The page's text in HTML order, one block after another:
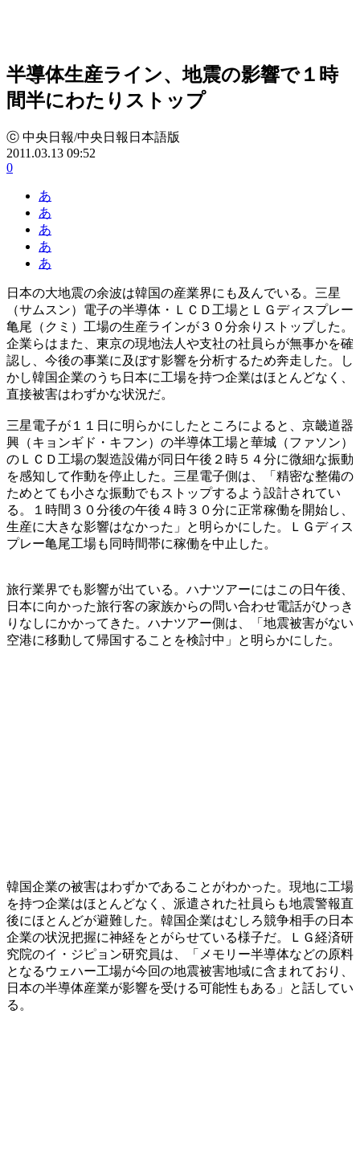
半導体生産ライン、地震の影響で１時
間半にわたりストップ
ⓒ 中央日報/中央日報日本語版
2011.03.13 09:52
0
あ
あ
あ
あ
あ
日本の大地震の余波は韓国の産業界にも及んでいる。三星
（サムスン）電子の半導体・ＬＣＤ工場とＬＧディスプレー
亀尾（クミ）工場の生産ラインが３０分余りストップした。
企業らはまた、東京の現地法人や支社の社員らが無事かを確
認し、今後の事業に及ぼす影響を分析するため奔走した。し
かし韓国企業のうち日本に工場を持つ企業はほとんどなく、
直接被害はわずかな状況だ。
三星電子が１１日に明らかにしたところによると、京畿道器
興（キョンギド・キフン）の半導体工場と華城（ファソン）
のＬＣＤ工場の製造設備が同日午後２時５４分に微細な振動
を感知して作動を停止した。三星電子側は、「精密な整備の
ためとても小さな振動でもストップするよう設計されてい
る。１時間３０分後の午後４時３０分に正常稼働を開始し、
生産に大きな影響はなかった」と明らかにした。ＬＧディス
プレー亀尾工場も同時間帯に稼働を中止した。
旅行業界でも影響が出ている。ハナツアーにはこの日午後、
日本に向かった旅行客の家族からの問い合わせ電話がひっき
りなしにかかってきた。ハナツアー側は、「地震被害がない
空港に移動して帰国することを検討中」と明らかにした。
韓国企業の被害はわずかであることがわかった。現地に工場
を持つ企業はほとんどなく、派遣された社員らも地震警報直
後にほとんどが避難した。韓国企業はむしろ競争相手の日本
企業の状況把握に神経をとがらせている様子だ。ＬＧ経済研
究院のイ・ジピョン研究員は、「メモリー半導体などの原料
となるウェハー工場が今回の地震被害地域に含まれており、
日本の半導体産業が影響を受ける可能性もある」と話してい
る。